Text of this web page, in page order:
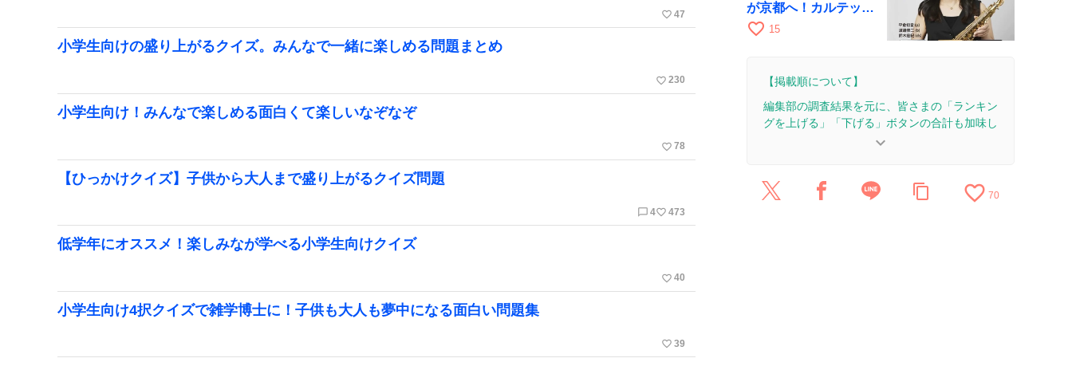
favorite_border 47
小学生向けの盛り上がるクイズ。みんなで一緒に楽しめる問題まとめ
favorite_border 230
小学生向け！みんなで楽しめる面白くて楽しいなぞなぞ
favorite_border 78
【ひっかけクイズ】子供から大人まで盛り上がるクイズ問題
chat_bubble_outline 4favorite_border 473
低学年にオススメ！楽しみなが学べる小学生向けクイズ
favorite_border 40
小学生向け4択クイズで雑学博士に！子供も大人も夢中になる面白い問題集
favorite_border 39
が京都へ！カルテッ
ト・ツアー京都公演を
favorite_border 15
【掲載順について】
編集部の調査結果を元に、皆さまの「ランキン
グを上げる」「下げる」ボタンの合計も加味し
2025/9/14：1本のレビューを追加・更新。
keyboard_arrow_down
content_copy favorite_border 70